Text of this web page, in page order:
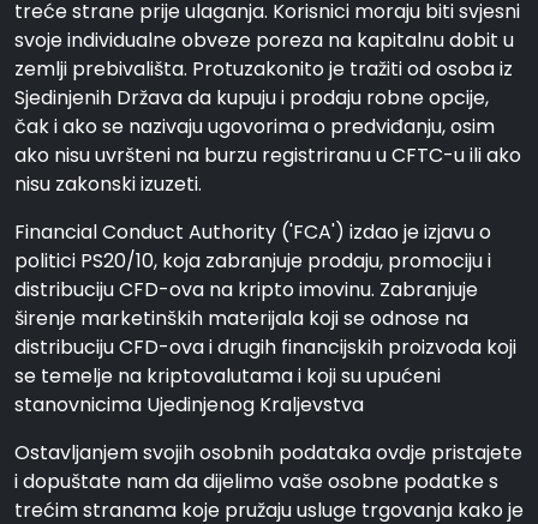
treće strane prije ulaganja. Korisnici moraju biti svjesni
svoje individualne obveze poreza na kapitalnu dobit u
zemlji prebivališta. Protuzakonito je tražiti od osoba iz
Sjedinjenih Država da kupuju i prodaju robne opcije,
čak i ako se nazivaju ugovorima o predviđanju, osim
ako nisu uvršteni na burzu registriranu u CFTC-u ili ako
nisu zakonski izuzeti.
Financial Conduct Authority ('FCA') izdao je izjavu o
politici PS20/10, koja zabranjuje prodaju, promociju i
distribuciju CFD-ova na kripto imovinu. Zabranjuje
širenje marketinških materijala koji se odnose na
distribuciju CFD-ova i drugih financijskih proizvoda koji
se temelje na kriptovalutama i koji su upućeni
stanovnicima Ujedinjenog Kraljevstva
Ostavljanjem svojih osobnih podataka ovdje pristajete
i dopuštate nam da dijelimo vaše osobne podatke s
trećim stranama koje pružaju usluge trgovanja kako je